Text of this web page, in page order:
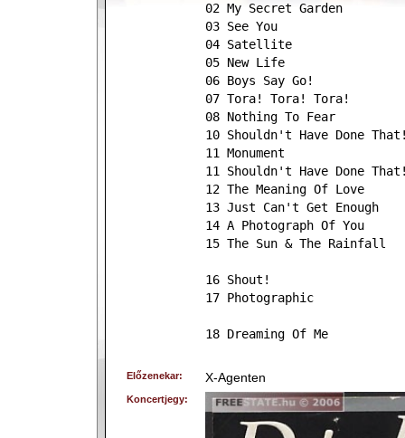
02 My Secret Garden
03 See You
04 Satellite
05 New Life
06 Boys Say Go!
07 Tora! Tora! Tora!
08 Nothing To Fear
10 Shouldn't Have Done
11 Monument
11 Shouldn't Have Done
12 The Meaning Of Love
13 Just Can't Get Enough
14 A Photograph Of You
15 The Sun & The Rainfall
16 Shout!
17 Photographic
18 Dreaming Of Me
Előzenekar: X-Agenten
Koncertjegy: